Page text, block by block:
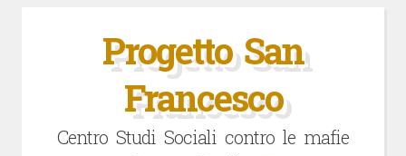
Progetto San
Francesco
Centro Studi Sociali contro le mafie